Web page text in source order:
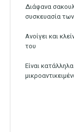
Διάφανα
συσκευασία
Ανοίγει και
του
Είναι